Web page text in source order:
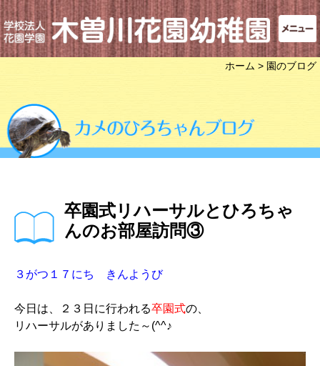
ホーム > 園のブログ
卒園式リハーサルとひろちゃ
んのお部屋訪問③
３がつ１７にち きんようび
今日は、２３日に行われる卒園式の、
リハーサルがありました～(^^♪